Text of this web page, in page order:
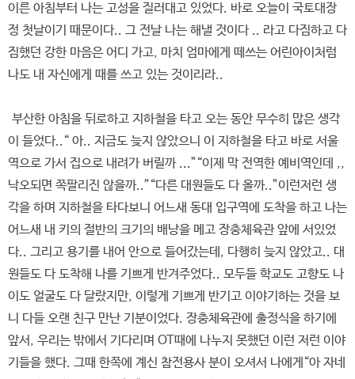
이른 아침부터 나는 고성을 질러대고 있었다. 바로 오늘이 국토대장
정 첫날이기 때문이다.. 그 전날 나는 해낼 것이다 .. 라고 다짐하고 다
짐했던 강한 마음은 어디 가고, 마치 엄마에게 떼쓰는 어린아이처럼
나도 내 자신에게 때를 쓰고 있는 것이리라..
부산한 아침을 뒤로하고 지하철을 타고 오는 동안 무수히 많은 생각
이 들었다..“ 아.. 지금도 늦지 않았으니 이 지하철을 타고 바로 서울
역으로 가서 집으로 내려가 버릴까 ...”“이제 막 전역한 예비역인데 ,,
낙오되면 쪽팔리진 않을까..”“다른 대원들도 다 올까..”이런저런 생
각을 하며 지하철을 타다보니 어느새 동대 입구역에 도착을 하고 나는
어느새 내 키의 절반의 크기의 배낭을 메고 장충체육관 앞에 서있었
다.. 그리고 용기를 내어 안으로 들어갔는데, 다행히 늦지 않았고.. 대
원들도 다 도착해 나를 기쁘게 반겨주었다.. 모두들 학교도 고향도 나
이도 얼굴도 다 달랐지만, 이렇게 기쁘게 반기고 이야기하는 것을 보
니 다들 오랜 친구 만난 기분이었다. 장충체육관에 출정식을 하기에
앞서, 우리는 밖에서 기다리며 OT때에 나누지 못했던 이런 저런 이야
기들을 했다. 그때 한쪽에 계신 참전용사 분이 오셔서 나에게“아 자네